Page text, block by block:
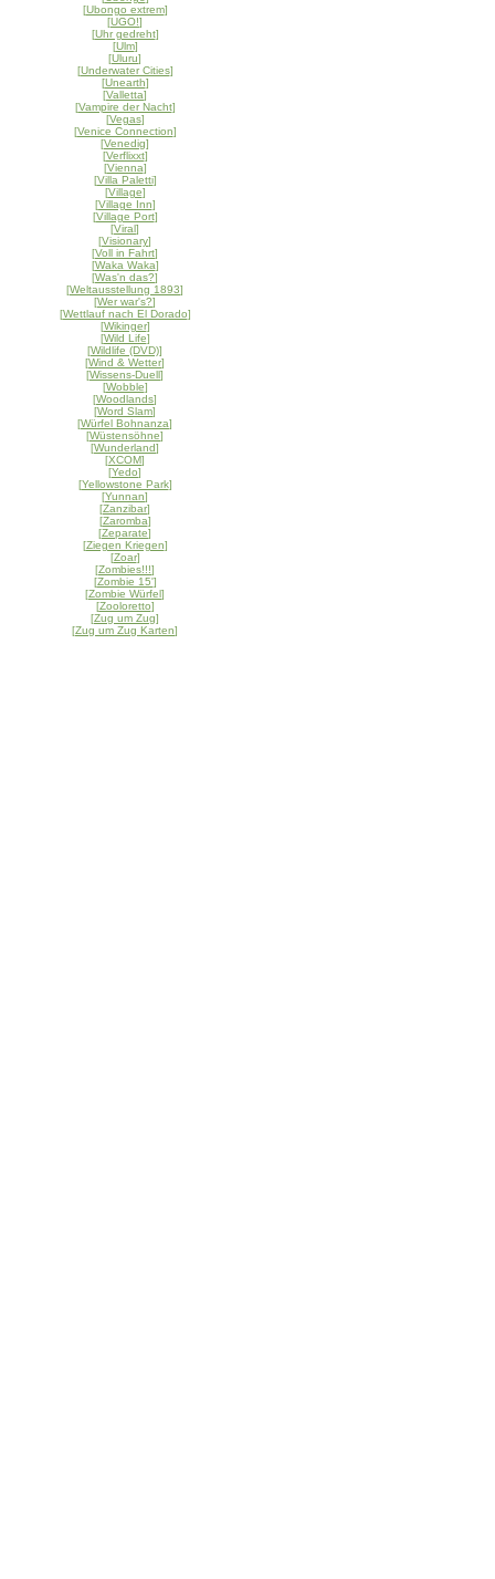
[Ubongo extrem]
[UGO!]
[Uhr gedreht]
[Ulm]
[Uluru]
[Underwater Cities]
[Unearth]
[Valletta]
[Vampire der Nacht]
[Vegas]
[Venice Connection]
[Venedig]
[Verflixxt]
[Vienna]
[Villa Paletti]
[Village]
[Village Inn]
[Village Port]
[Viral]
[Visionary]
[Voll in Fahrt]
[Waka Waka]
[Was'n das?]
[Weltausstellung 1893]
[Wer war's?]
[Wettlauf nach El Dorado]
[Wikinger]
[Wild Life]
[Wildlife (DVD)]
[Wind & Wetter]
[Wissens-Duell]
[Wobble]
[Woodlands]
[Word Slam]
[Würfel Bohnanza]
[Wüstensöhne]
[Wunderland]
[XCOM]
[Yedo]
[Yellowstone Park]
[Yunnan]
[Zanzibar]
[Zaromba]
[Zeparate]
[Ziegen Kriegen]
[Zoar]
[Zombies!!!]
[Zombie 15']
[Zombie Würfel]
[Zooloretto]
[Zug um Zug]
[Zug um Zug Karten]